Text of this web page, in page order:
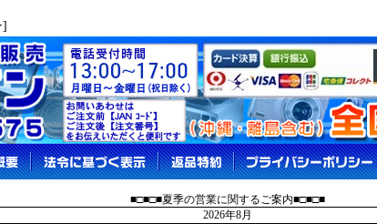
]
■□■□■夏季の営業に関するご案内■□■□■
2026年8月